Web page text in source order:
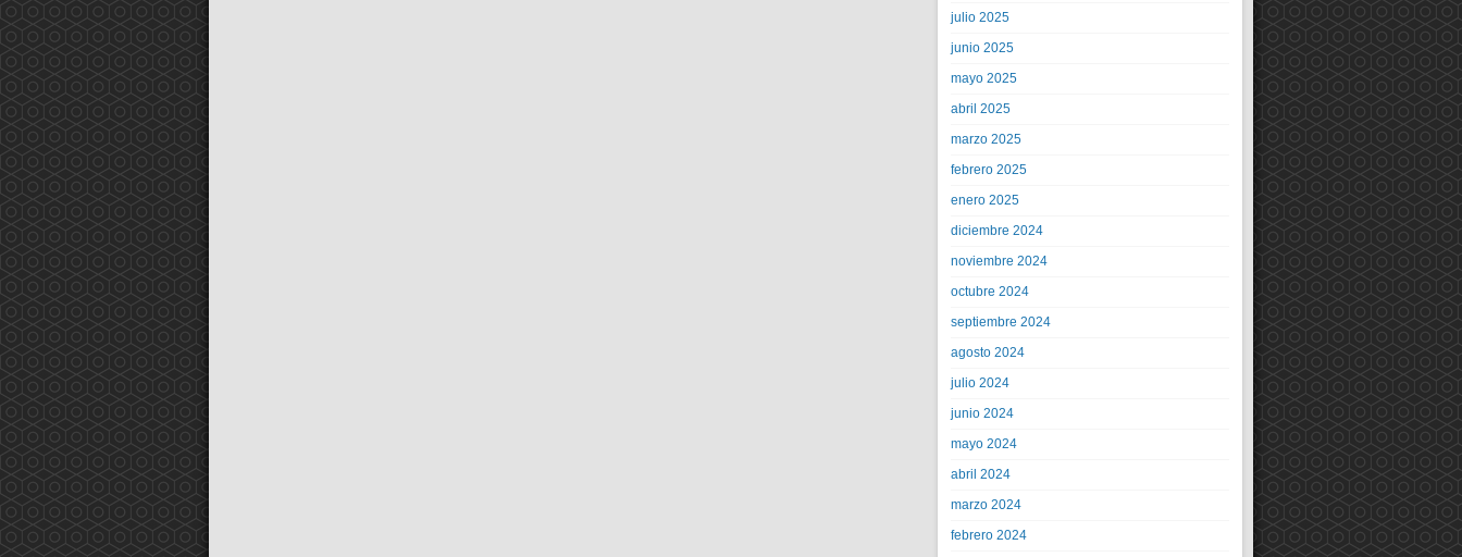
julio 2025
junio 2025
mayo 2025
abril 2025
marzo 2025
febrero 2025
enero 2025
diciembre 2024
noviembre 2024
octubre 2024
septiembre 2024
agosto 2024
julio 2024
junio 2024
mayo 2024
abril 2024
marzo 2024
febrero 2024